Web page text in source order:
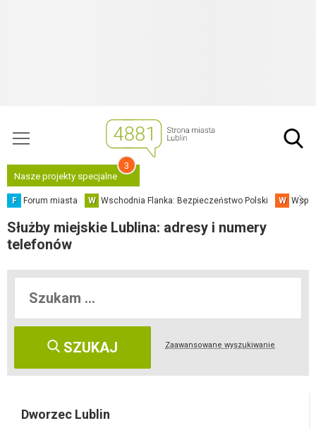
Nasze projekty specjalne
3
F Forum miasta W Wschodnia Flanka: Bezpieczeństwo Polski W
Służby miejskie Lublina: adresy i numery
telefonów
SZUKAJ Zaawansowane wyszukiwanie
Dworzec Lublin